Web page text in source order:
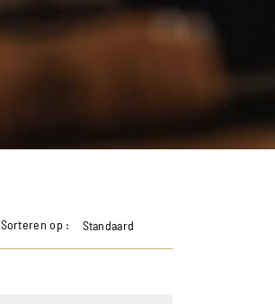
Sorteren op : Standaard